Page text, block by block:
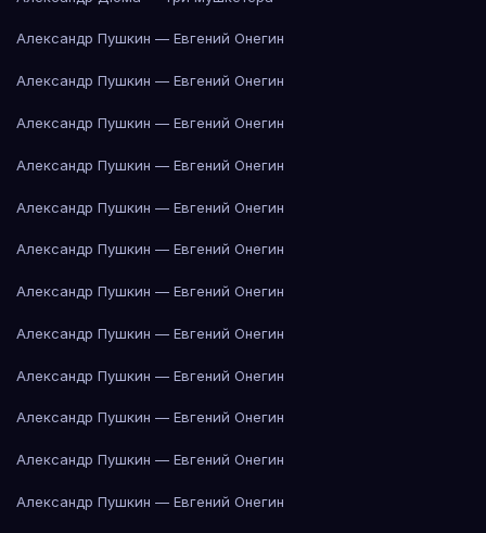
Александр Пушкин — Евгений Онегин
Александр Пушкин — Евгений Онегин
Александр Пушкин — Евгений Онегин
Александр Пушкин — Евгений Онегин
Александр Пушкин — Евгений Онегин
Александр Пушкин — Евгений Онегин
Александр Пушкин — Евгений Онегин
Александр Пушкин — Евгений Онегин
Александр Пушкин — Евгений Онегин
Александр Пушкин — Евгений Онегин
Александр Пушкин — Евгений Онегин
Александр Пушкин — Евгений Онегин